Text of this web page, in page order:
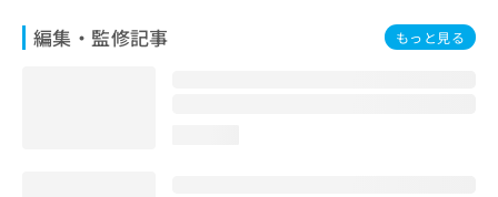
編集・監修記事 もっと見る